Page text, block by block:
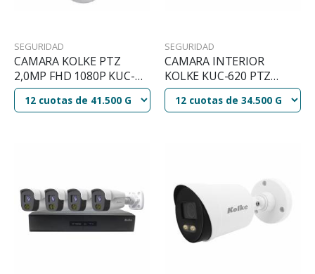
SEGURIDAD
CAMARA KOLKE PTZ
2,0MP FHD 1080P KUC-
619
SEGURIDAD
CAMARA INTERIOR
KOLKE KUC-620 PTZ
2.0MP